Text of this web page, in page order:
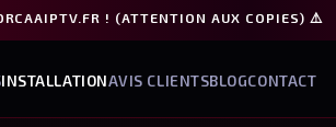
! (ATTENTION AUX COPIES) ⚠️
INSTALLATIONAVIS CLIENTSBLOGCONTACT